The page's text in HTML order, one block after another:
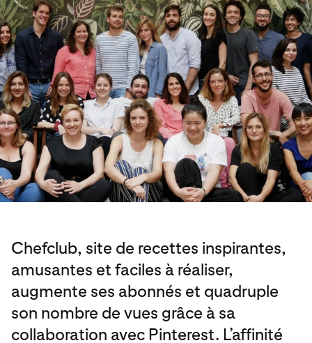
Chefclub, site de recettes inspirantes,
amusantes et faciles à réaliser,
augmente ses abonnés et quadruple
son nombre de vues grâce à sa
collaboration avec Pinterest. L’affinité